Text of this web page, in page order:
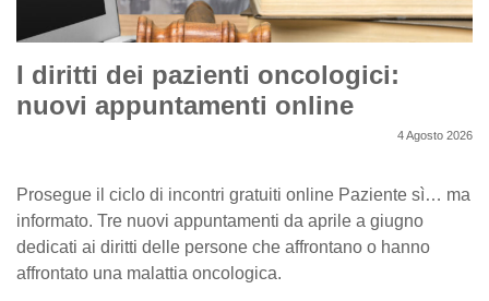
I diritti dei pazienti oncologici:
nuovi appuntamenti online
4 Agosto 2026
Prosegue il ciclo di incontri gratuiti online Paziente sì… ma
informato. Tre nuovi appuntamenti da aprile a giugno
dedicati ai diritti delle persone che affrontano o hanno
affrontato una malattia oncologica.